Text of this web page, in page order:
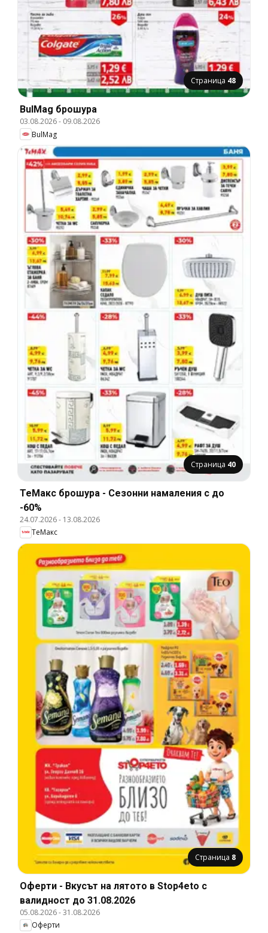
Страница 48
BulMag брошура
03.08.2026- 09.08.2026
BulMag
Страница 40
ТеMакс брошура - Сезонни намаления с до
-60%
24.07.2026- 13.08.2026
ТеMакс
Страница 8
Оферти - Вкусът на лятото в Stop4eto с
валидност до 31.08.2026
05.08.2026-31.08.2026
Оферти